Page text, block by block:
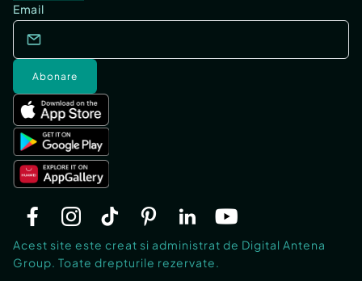
Email
Abonare
Acest site este creat si administrat de Digital Antena
Group. Toate drepturile rezervate.